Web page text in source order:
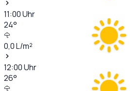
11:00Uhr
24°
0,0L/m²
12:00Uhr
26°